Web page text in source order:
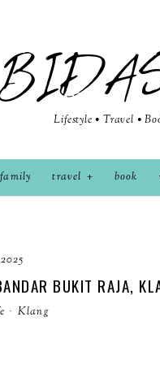
Lifestyle • Travel •
family travel book
BUKIT RAJA,
· Klang